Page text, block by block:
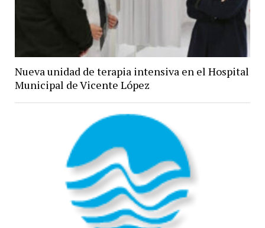
Nueva unidad de terapia intensiva en el Hospital
Municipal de Vicente López